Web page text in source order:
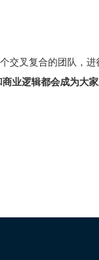
叉复合的团队，
业逻辑都会成为大